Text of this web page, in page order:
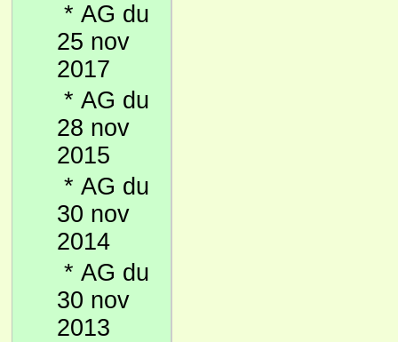
* AG du
25 nov
2017
* AG du
28 nov
2015
* AG du
30 nov
2014
* AG du
30 nov
2013